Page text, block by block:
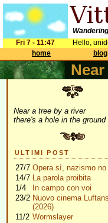
Fri 7 - 11:47
Hello,
home
blog
Near a tree by a river
there's a hole in the ground
ULTIMI POST
27/7 Opera sì, nazismo no
14/7 La parola proibita
1/4
In campo con voi
23/2 Nuovo cinema
(2026)
11/2 Wormslayer